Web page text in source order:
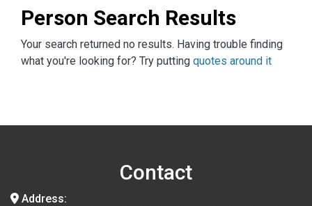
Person Search Results
Your search returned no results. Having trouble finding
what you're looking for? Try putting quotes around it
Contact
Address: